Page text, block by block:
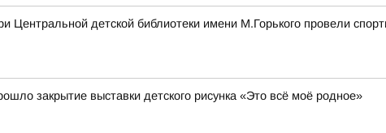
Центральной детской библиотеки имени М.Горького провели
закрытие выставки детского рисунка «Это всё моё родное»